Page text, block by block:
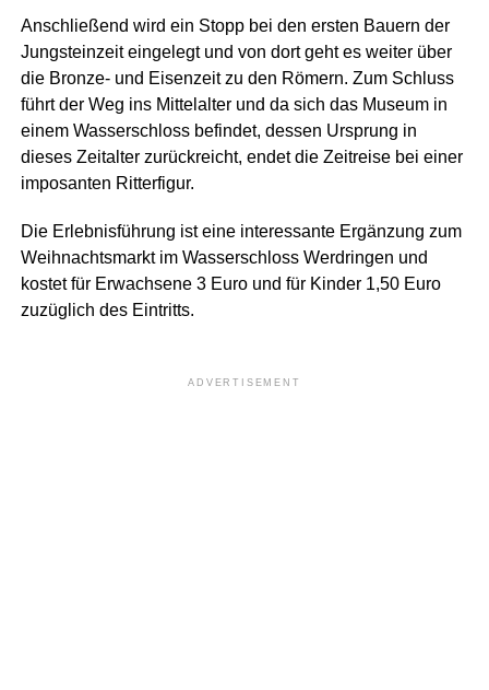
Anschließend wird ein Stopp bei den ersten Bauern der
Jungsteinzeit eingelegt und von dort geht es weiter über
die Bronze- und Eisenzeit zu den Römern. Zum Schluss
führt der Weg ins Mittelalter und da sich das Museum in
einem Wasserschloss befindet, dessen Ursprung in
dieses Zeitalter zurückreicht, endet die Zeitreise bei einer
imposanten Ritterfigur.
Die Erlebnisführung ist eine interessante Ergänzung zum
Weihnachtsmarkt im Wasserschloss Werdringen und
kostet für Erwachsene 3 Euro und für Kinder 1,50 Euro
zuzüglich des Eintritts.
ADVERTISEMENT